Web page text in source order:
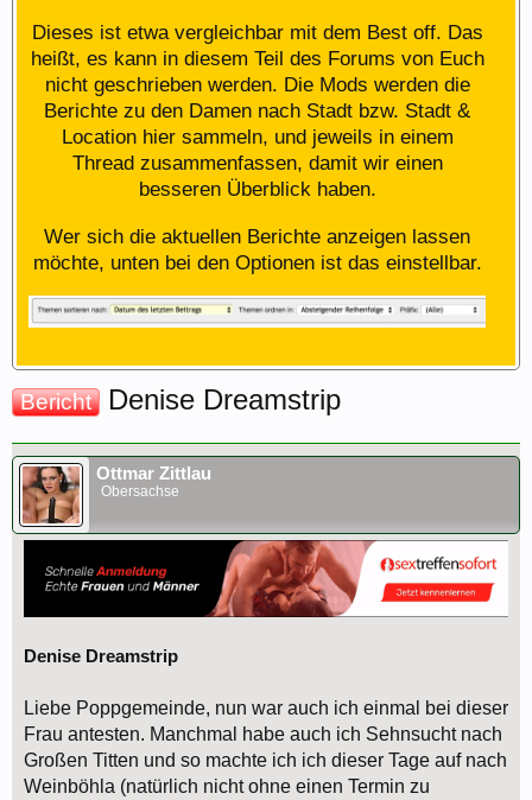
Dieses ist etwa vergleichbar mit dem Best off. Das
heißt, es kann in diesem Teil des Forums von Euch
nicht geschrieben werden. Die Mods werden die
Berichte zu den Damen nach Stadt bzw. Stadt &
Location hier sammeln, und jeweils in einem
Thread zusammenfassen, damit wir einen
besseren Überblick haben.
Wer sich die aktuellen Berichte anzeigen lassen
möchte, unten bei den Optionen ist das einstellbar.
Bericht Denise Dreamstrip
Ottmar Zittlau
Obersachse
Denise Dreamstrip
Liebe Poppgemeinde, nun war auch ich einmal bei dieser
Frau antesten. Manchmal habe auch ich Sehnsucht nach
Großen Titten und so machte ich ich dieser Tage auf nach
Weinböhla (natürlich nicht ohne einen Termin zu